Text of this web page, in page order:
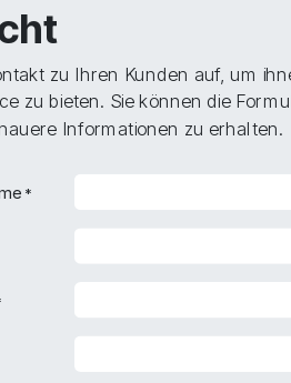
zu Ihren Kunden auf, um
zu bieten. Sie können die
Informationen zu erhalten.
*